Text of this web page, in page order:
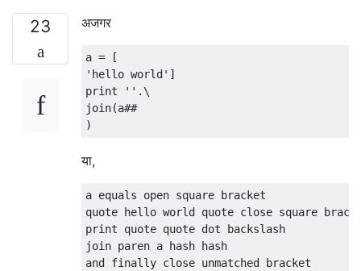
23 अजगर
a = [
'hello world']
print ''.\
join(a##
या,
a equals open square bracket
quote hello world quote close square
print quote quote dot backslash
join paren a hash hash